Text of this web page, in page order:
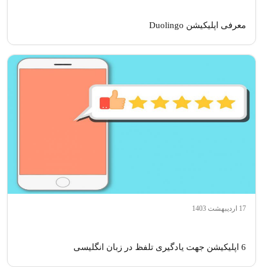
معرفی اپلیکیشن Duolingo
17 اردیبهشت 1403
6 اپلیکیشن جهت یادگیری تلفظ در زبان انگلیسی